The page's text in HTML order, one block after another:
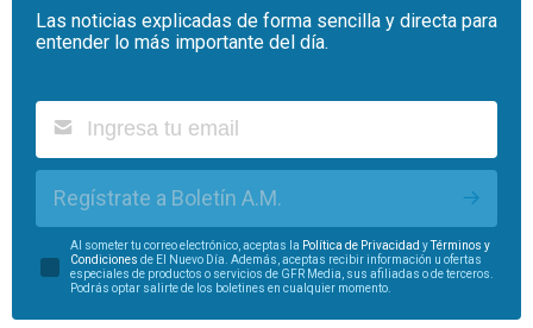
Las noticias explicadas de forma sencilla y directa para
entender lo más importante del día.
Regístrate a Boletín A.M.
Al someter tu correo electrónico, aceptas la Política de Privacidad yTérminos y
Condiciones de El Nuevo Día. Además, aceptas recibir información u ofertas
especiales de productos o servicios de GFR Media, sus afiliadas o de terceros.
Podrás optar salirte de los boletines en cualquier momento.